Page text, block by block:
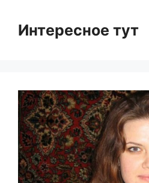
contentИнтересное тут